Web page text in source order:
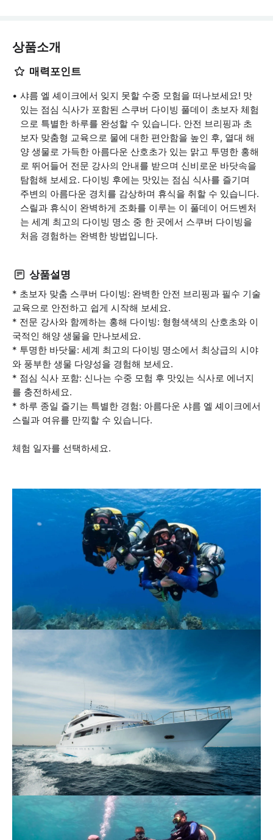
상품소개
매력포인트
샤름 엘 셰이크에서 잊지 못할 수중 모험을 떠나보세요! 맛
있는 점심 식사가 포함된 스쿠버 다이빙 풀데이 초보자 체험
으로 특별한 하루를 완성할 수 있습니다. 안전 브리핑과 초
보자 맞춤형 교육으로 물에 대한 편안함을 높인 후, 열대 해
양 생물로 가득한 아름다운 산호초가 있는 맑고 투명한 홍해
로 뛰어들어 전문 강사의 안내를 받으며 신비로운 바닷속을
탐험해 보세요. 다이빙 후에는 맛있는 점심 식사를 즐기며
주변의 아름다운 경치를 감상하며 휴식을 취할 수 있습니다.
스릴과 휴식이 완벽하게 조화를 이루는 이 풀데이 어드벤처
는 세계 최고의 다이빙 명소 중 한 곳에서 스쿠버 다이빙을
처음 경험하는 완벽한 방법입니다.
상품설명
* 초보자 맞춤 스쿠버 다이빙: 완벽한 안전 브리핑과 필수 기술
교육으로 안전하고 쉽게 시작해 보세요.
* 전문 강사와 함께하는 홍해 다이빙: 형형색색의 산호초와 이
국적인 해양 생물을 만나보세요.
* 투명한 바닷물: 세계 최고의 다이빙 명소에서 최상급의 시야
와 풍부한 생물 다양성을 경험해 보세요.
* 점심 식사 포함: 신나는 수중 모험 후 맛있는 식사로 에너지
를 충전하세요.
* 하루 종일 즐기는 특별한 경험: 아름다운 샤름 엘 셰이크에서
스릴과 여유를 만끽할 수 있습니다.
체험 일자를 선택하세요.